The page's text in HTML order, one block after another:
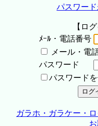
パスワー
【ロ
ﾒｰﾙ・電話番号
メール・電
パスワード
パスワード
ガラホ・ガラケー・